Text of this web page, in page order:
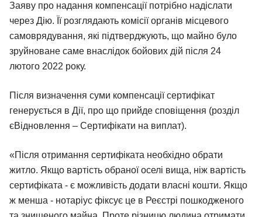
Заяву про надання компенсації потрібно надіслати
через Дію. Її розглядають комісії органів місцевого
самоврядування, які підтверджують, що майно було
зруйноване саме внаслідок бойових дій після 24
лютого 2022 року.
Після визначення суми компенсації сертифікат
генерується в Дії, про що прийде сповіщення (розділ
єВідновлення – Сертифікати на виплат).
«Після отримання сертифіката необхідно обрати
житло. Якщо вартість обраної оселі вища, ніж вартість
сертифіката - є можливість додати власні кошти. Якщо
ж менша - нотаріус фіксує це в Реєстрі пошкодженого